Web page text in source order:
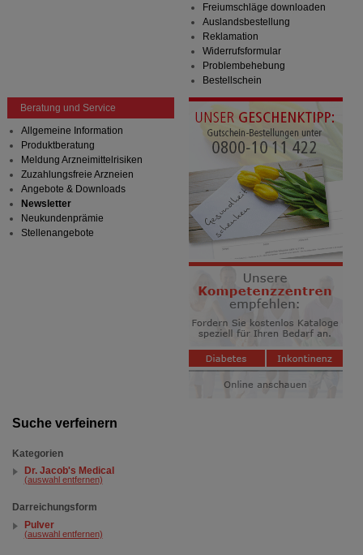
Suche verfeinern
Kategorien
Dr. Jacob's Medical
(auswahl entfernen)
Darreichungsform
Pulver
(auswahl entfernen)
Freiumschläge downloaden
Auslandsbestellung
Reklamation
Widerrufsformular
Problembehebung
Bestellschein
Beratung und Service
Allgemeine Information
Produktberatung
Meldung Arzneimittelrisiken
Zuzahlungsfreie Arzneien
Angebote & Downloads
Newsletter
Neukundenprämie
Stellenangebote